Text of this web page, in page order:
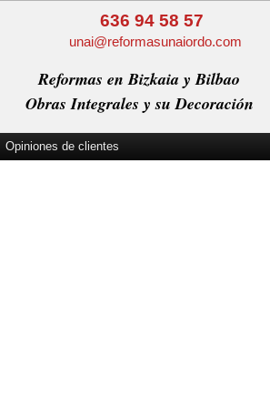
636 94 58 57
unai@reformasunaiordo.com
Reformas en Bizkaia y Bilbao
Obras Integrales y su Decoración
Opiniones de clientes